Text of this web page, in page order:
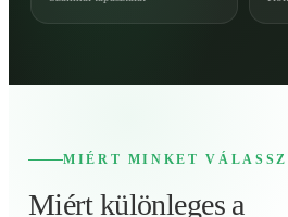
MIÉRT MINKET VÁLASSZ
Miért különleges a